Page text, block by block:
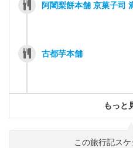
阿闍梨餅本舗 京菓子司
古都芋本舗
もっと
この旅行記ス